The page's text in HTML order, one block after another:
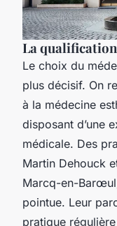
La
Le choix du
plus décisif. On
à la médecine
disposant d’une
médicale. Des
Martin Dehouck
Marcq-en-
pointue. Leur
pratique